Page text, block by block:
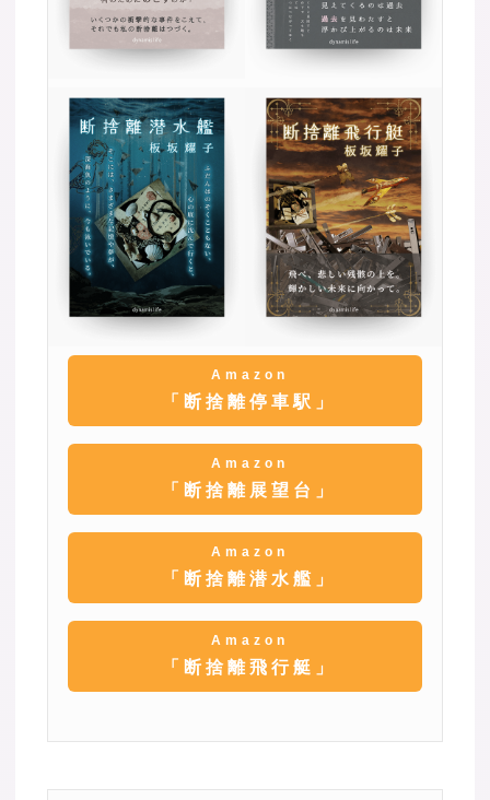
Amazon
「断捨離停車駅」
Amazon
「断捨離展望台」
Amazon
「断捨離潜水艦」
Amazon
「断捨離飛行艇」